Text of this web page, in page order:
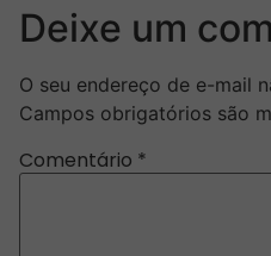
Deixe um
O seu endereço de e-mail
Campos obrigatórios são
Comentário *